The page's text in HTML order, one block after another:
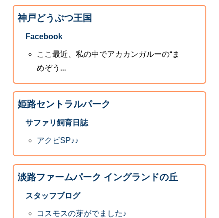
神戸どうぶつ王国
Facebook
ここ最近、私の中でアカカンガルーの“ま
めぞう...
姫路セントラルパーク
サファリ飼育日誌
アクビSP♪♪
淡路ファームパーク イングランドの丘
スタッフブログ
コスモスの芽がでました♪